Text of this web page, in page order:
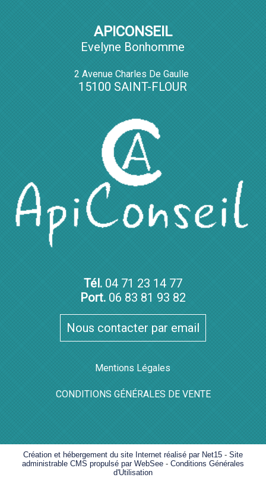
APICONSEIL
Evelyne Bonhomme
2 Avenue Charles De Gaulle
15100 SAINT-FLOUR
Tél.04 71 23 14 77
Port.06 83 81 93 82
Nous contacter par email
Mentions Légales
CONDITIONS GÉNÉRALES DE VENTE
Création et hébergement du site Internet réalisé par Net15 - Site
administrable CMS propulsé par WebSee - Conditions Générales
d'Utilisation